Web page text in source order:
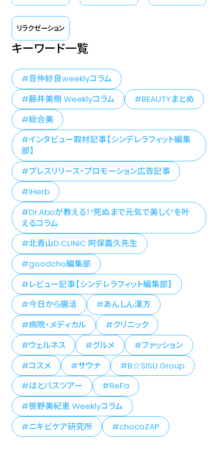
リラクゼーション
キーワード一覧
音仲紗良weeklyコラム
藤井美樹 Weeklyコラム
BEAUTYまとめ
総合美
インタビュー取材記事【シンデレラフィット編集
部】
プレスリリース・プロモーション広告記事
iHerb
Dr.Aboが教える！“死ぬまで元気で美しく”を叶
えるコラム
北青山D.CLINIC 阿保義久先生
goodcho編集部
レビュー記事【シンデレラフィット編集部】
今日から腸活
あんしん漢方
病院・メディカル
クリニック
ウェルネス
グルメ
ファッション
コスメ
サウナ
B☆SISU Group
はとバスツアー
ReFa
笹野美紀恵 Weeklyコラム
ニキビケア研究所
chocoZAP